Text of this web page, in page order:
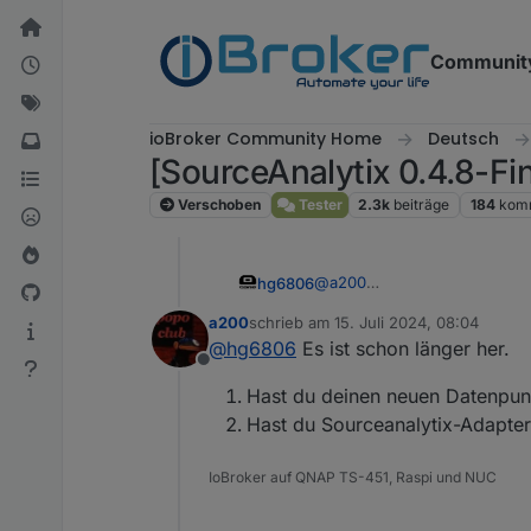
Weiter zum Inhalt
ioBroker Community Home Deutsch
[SourceAnalytix 0.4.8-
Verschoben Tester 2.3k beiträge 184
hg6806@a200
gestoßen.
Allerdings funktioniert es
Nachtrag: Ich glaube es
implementieren?
Offline
a200schrieb am 15. Juli 2024, 08:04
zuletzt editiert von
@hg6806 Es ist schon länger her.
Hast du deinen neuen
Hast du Sourceanalytix-
IoBroker auf QNAP TS-451, Raspi und NUC